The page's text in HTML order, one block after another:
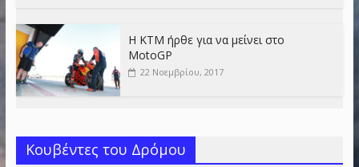
Η KTM ήρθε για να μείνει στο
MotoGP
22 Νοεμβρίου, 2017
Κουβέντες του Δρόμου